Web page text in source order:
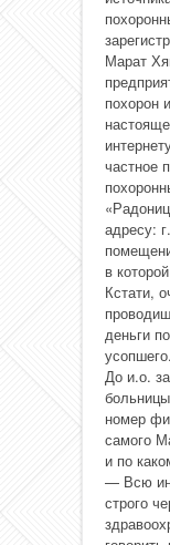
Марат
похорон
частное
адресу:
в
Кстати,
деньги
усопшего.
До и.о.
номер
самого
и по
— Всю
строго